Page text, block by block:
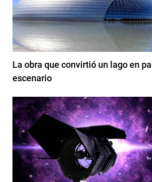
La obra que convirtió un lago en
escenario